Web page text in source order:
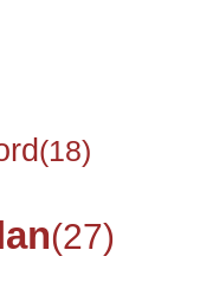
(18)
(27)